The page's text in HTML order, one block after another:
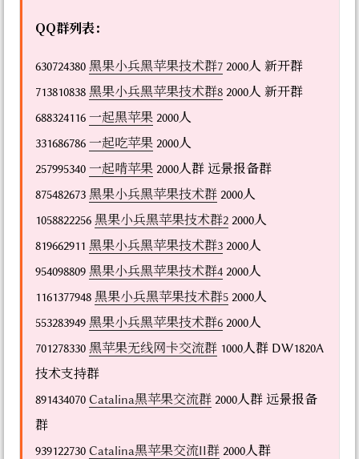
QQ群列表：
630724380 黑果小兵黑苹果技术群7 2000人 新开群
713810838 黑果小兵黑苹果技术群8 2000人 新开群
688324116 一起黑苹果 2000人
331686786 一起吃苹果 2000人
257995340 一起啃苹果 2000人群 远景报备群
875482673 黑果小兵黑苹果技术群 2000人
1058822256 黑果小兵黑苹果技术群2 2000人
819662911 黑果小兵黑苹果技术群3 2000人
954098809 黑果小兵黑苹果技术群4 2000人
1161377948 黑果小兵黑苹果技术群5 2000人
553283949 黑果小兵黑苹果技术群6 2000人
701278330 黑苹果无线网卡交流群 1000人群 DW1820A
技术支持群
891434070 Catalina黑苹果交流群 2000人群 远景报备
群
939122730 Catalina黑苹果交流II群 2000人群